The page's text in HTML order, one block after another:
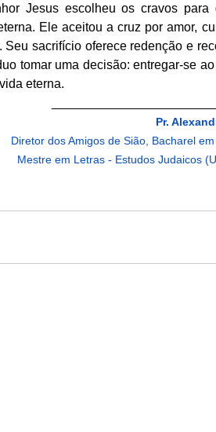
Jesus escolheu os cravos
Ele aceitou a cruz por amor,
Seu sacrifício oferece redenção e
tomar uma decisão: entregar-se
eterna.
Pr.
Diretor dos Amigos de Sião, Bacharel
Mestre em Letras - Estudos Judaicos